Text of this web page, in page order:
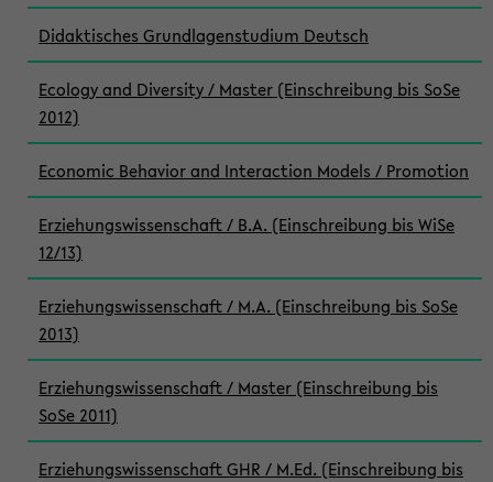
Didaktisches Grundlagenstudium Deutsch
Ecology and Diversity / Master (Einschreibung bis SoSe
2012)
Economic Behavior and Interaction Models / Promotion
Erziehungswissenschaft / B.A. (Einschreibung bis WiSe
12/13)
Erziehungswissenschaft / M.A. (Einschreibung bis SoSe
2013)
Erziehungswissenschaft / Master (Einschreibung bis
SoSe 2011)
Erziehungswissenschaft GHR / M.Ed. (Einschreibung bis